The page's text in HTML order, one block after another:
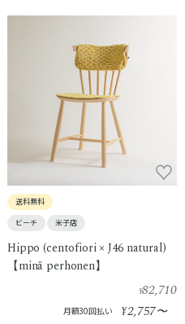
送料無料
ビーチ
米子店
Hippo (centofiori × J46 natural)
【minä perhonen】
¥82,710
月額30回払い ¥2,757〜